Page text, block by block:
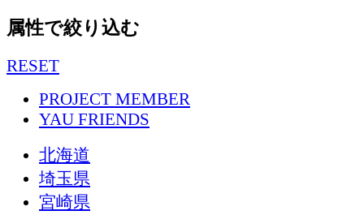
属性で絞り込む
RESET
PROJECT MEMBER
YAU FRIENDS
北海道
埼玉県
宮崎県